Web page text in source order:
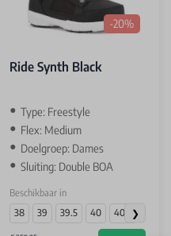
-20%
Ride Synth Black
Type: Freestyle
Flex: Medium
Doelgroep: Dames
Sluiting: Double BOA
Beschikbaar in
38
39 39.5 40 40.5